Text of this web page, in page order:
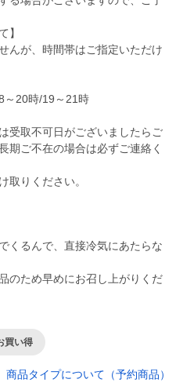
】
んが、時間帯はご指定いただけ
～20時/19～21時
受取不可日がございましたらご
期ご不在の場合は必ずご連絡く
取りください。
くるんで、直接冷気にあたらな
のため早めにお召し上がりくだ
買い得
商品タイプについて（予約商品）